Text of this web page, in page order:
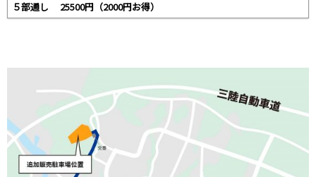
５部通し 25500円（2000円お得）